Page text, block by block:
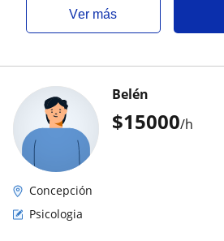
ver más
$15000/h
Belén
Concepción
Psicologia